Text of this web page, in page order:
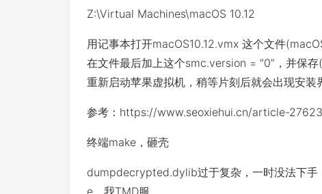
Z:\Virtual Machines\macOS 10.12
用记事本打开macOS10.12.vmx 这个文件
在文件最后加上这个smc.version = “0”，并保存(
重新启动苹果虚拟机，稍等片刻后就会出现安装
参考：https://www.seoxiehui.cn/article-
终端make，砸壳
dumpdecrypted.dylib过于复杂，一时没法下手
e。我TMD服